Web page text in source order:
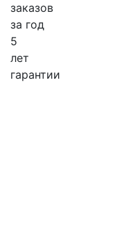
заказов
за год
5
лет
гарантии